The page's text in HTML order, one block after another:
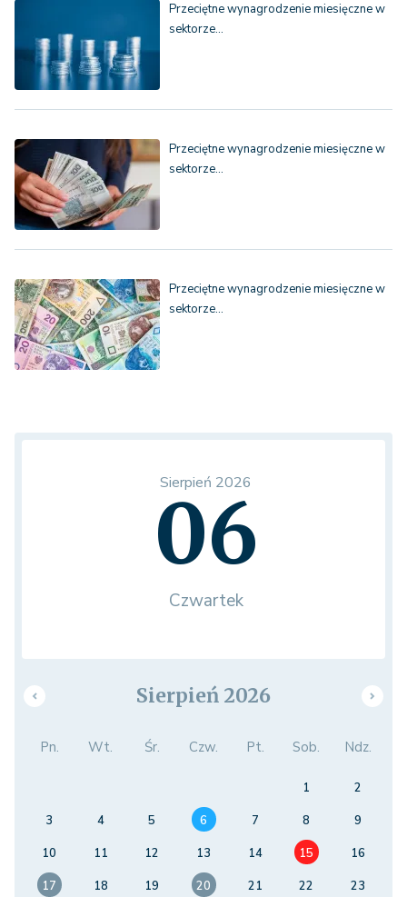
Przeciętne wynagrodzenie miesięczne w
sektorze…
Przeciętne wynagrodzenie miesięczne w
sektorze…
Przeciętne wynagrodzenie miesięczne w
sektorze…
Sierpień 2026
06
Czwartek
Sierpień 2026
Pn. Wt. Śr. Czw. Pt. Sob. Ndz.
1
2
3
4 5 6 7 8
9
10
11 12 13 14 15
16
17
18 19 20 21 22
23